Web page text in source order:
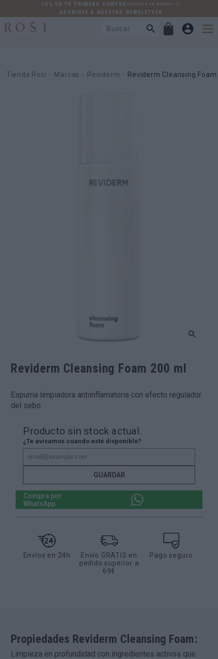
-10% EN TU PRIMERA COMPRA (EXCEPTO EN GERNETIC)
. APÚNTATE A NUESTRO NEWSLETTER
Tienda Rosi Marcas Reviderm Reviderm Cleansing
Reviderm Cleansing Foam 200 ml
Espuma limpiadora antiinflamatoria con efecto regulador
del sebo.
Producto sin stock actual.
¿Te avisamos cuando esté disponible?
GUARDAR
Compra por
WhatsApp
Envíos en 24h
Envío GRATIS en
pedido superior a
69€
Pago seguro
Propiedades Reviderm Cleansing Foam:
Limpieza en profundidad con ingredientes activos que